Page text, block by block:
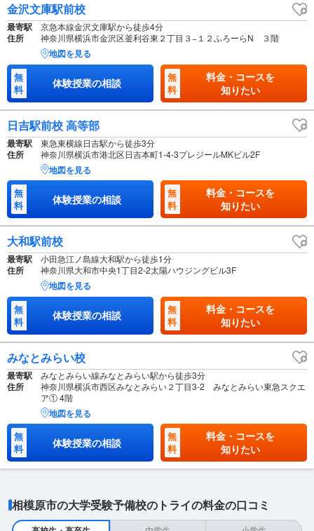
金沢文庫駅前校
最寄駅 京急本線金沢文庫駅から徒歩4分
住所 神奈川県横浜市金沢区釜利谷東２丁目３−１２ふろーらN ３階
地図を見る
無
料
体験授業の相談
無
料
料金・コースを
知りたい
日吉駅前校 高等部
最寄駅 東急東横線日吉駅から徒歩3分
住所 神奈川県横浜市港北区日吉本町1-4-3プレジールMKビル2F
地図を見る
無
料
体験授業の相談
無
料
料金・コースを
知りたい
大和駅前校
最寄駅 小田急江ノ島線大和駅から徒歩1分
住所 神奈川県大和市中央1丁目2-2太陽ハウジングビル3F
地図を見る
無
料
体験授業の相談
無
料
料金・コースを
知りたい
みなとみらい校
最寄駅 みなとみらい線みなとみらい駅から徒歩3分
住所
神奈川県横浜市西区みなとみらい２丁目3-2 みなとみらい東急スクエ
ア① 4階
地図を見る
無
料
体験授業の相談
無
料
料金・コースを
知りたい
相模原市の大学受験予備校のトライの料金の口コミ